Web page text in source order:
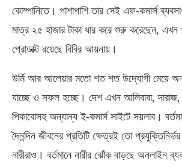
কোম্পানিতে। পাশাপাশি তার সেই এফ-কমার্স
মাত্র ২৫ হাজার টাকা ধার করে শুরু করেছেন, এখন
প্রোডাক্ট রয়েছে বিবির আয়নায়।
উর্মি আর আলেয়ার মতো শত শত উদ্যোগী মেয়ে
যাচ্ছে ও সফল হচ্ছে। দেশ এখন আলিবাবা,
পিকাবোসহ অন্যান্য ই-কমার্স সাইটে সয়লাব।
দৈনন্দিন জীবনের প্রতিটি ক্ষেত্রই তো
নারীরাও। বর্তমানে নারীর ঝোঁক বাড়ছে অনলাইন